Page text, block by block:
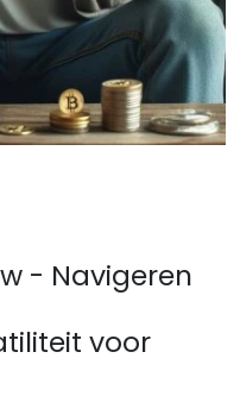
- Navigeren
voor